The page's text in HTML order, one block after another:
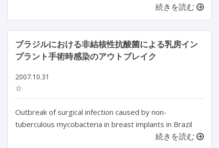
続きを読む
ブラジルにおける非結核性抗酸菌による乳房イン
プラント手術時感染のアウトブレイク
2007.10.31
☆
Outbreak of surgical infection caused by non-
tuberculous mycobacteria in breast implants in Brazil
続きを読む